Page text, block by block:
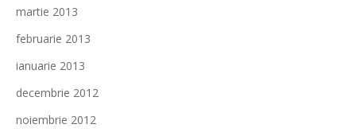
martie 2013
februarie 2013
ianuarie 2013
decembrie 2012
noiembrie 2012